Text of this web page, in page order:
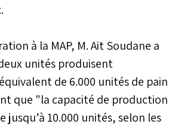
à la MAP, M. Ait Soudane a
unités produisent
de 6.000 unités de pain
que "la capacité de production
10.000 unités, selon les